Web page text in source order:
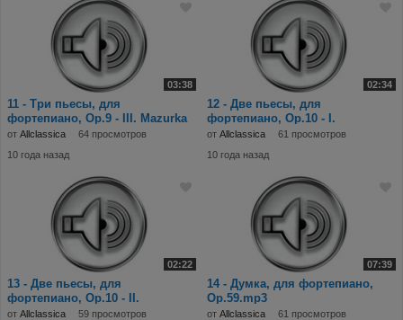
03:38
11 - Три пьесы, для
фортепиано, Op.9 - III. Mazurka
de salon.mp3
от Allclassica
64 просмотров
10 года назад
02:34
12 - Две пьесы, для
фортепиано, Op.10 - I.
Nocturne.mp3
от Allclassica
61 просмотров
10 года назад
02:22
13 - Две пьесы, для
фортепиано, Op.10 - II.
Humoresque.mp3
от Allclassica
59 просмотров
07:39
14 - Думка, для фортепиано,
Op.59.mp3
от Allclassica
61 просмотров